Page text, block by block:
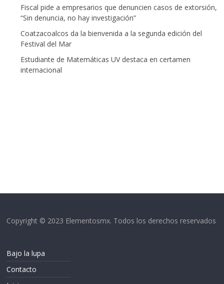
Fiscal pide a empresarios que denuncien casos de extorsión,
“Sin denuncia, no hay investigación”
Coatzacoalcos da la bienvenida a la segunda edición del
Festival del Mar
Estudiante de Matemáticas UV destaca en certamen
internacional
Copyright © 2023 Elementosmx. Todos los derechos reservados
Bajo la lupa
Contacto